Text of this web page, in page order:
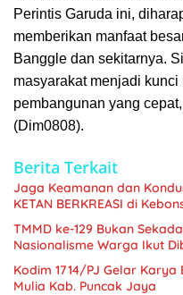
Perintis Garuda ini,
memberikan manfaat
Banggle dan sekitarnya.
masyarakat menjadi
pembangunan yang
(Dim0808).
Berita Terkait
Jaga Keamanan dan
KETAN BERKREASI di
TMMD ke-129 Bukan
Nasionalisme Warga Ikut
Kodim 1714/PJ Gelar Karya
Mulia Kab. Puncak Jaya